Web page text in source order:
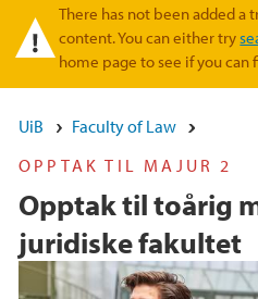
Warning message
There has not been added a
content. You can either try
home page to see if you
UiB
Faculty of Law
OPPTAK TIL MAJUR 2
Opptak til toårig
juridiske fakultet